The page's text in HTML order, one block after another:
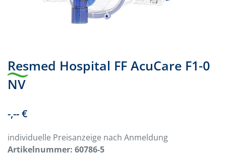
Resmed Hospital FF AcuCare F1-0
NV
-,-- €
individuelle Preisanzeige nach Anmeldung
Artikelnummer: 60786-5